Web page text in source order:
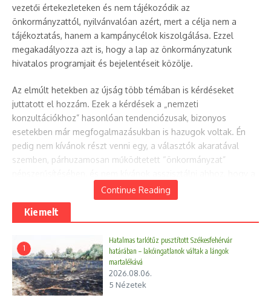
vezetői értekezleteken és nem tájékozódik az
önkormányzattól, nyilvánvalóan azért, mert a célja nem a
tájékoztatás, hanem a kampánycélok kiszolgálása. Ezzel
megakadályozza azt is, hogy a lap az önkormányzatunk
hivatalos programjait és bejelentéseit közölje.
Az elmúlt hetekben az újság több témában is kérdéseket
juttatott el hozzám. Ezek a kérdések a „nemzeti
konzultációkhoz” hasonlóan tendenciózusak, bizonyos
esetekben már megfogalmazásukban is hazugok voltak. Én
pedig nem kívánok részt venni egy, a választók akaratával
szemben, párhuzamosan működtetett “önkormányzat”
kerületi emberek pénzét Fidesz-propagandára költsék, tehát
ezért az új “Várnegyed” újságot bojkottálni fogom mindaddig,
amíg nem a képviselő-testület által elfogadott szerkesztési
kérdéseire továbbra is szívesen válaszolok, akár írásban, akár
fogadóóráimon, akár személyesen az „Egy az Egyben”- vagy
más nyilvános rendezvényen. A legfontosabb információkról
pedig a Polgármesteri Hírlevélben tájékoztatom a
Continue Reading
Kiemelt
1
Hatalmas tarlótűz pusztított Székesfehérvár
határában – lakóingatlanok váltak a lángok
martalékává
2026.08.06.
5 Nézetek